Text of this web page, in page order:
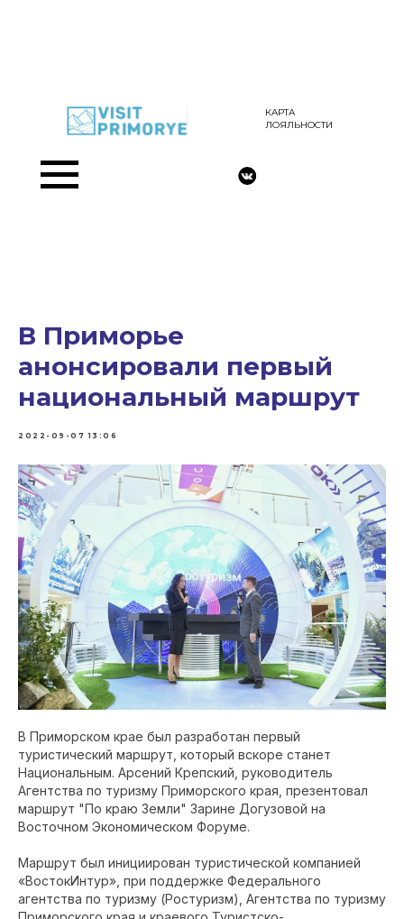
КАРТА
ЛОЯЛЬНОСТИ
В Приморье
анонсировали первый
национальный маршрут
2022-09-07 13:06
В Приморском крае был разработан первый
туристический маршрут, который вскоре станет
Национальным. Арсений Крепский, руководитель
Агентства по туризму Приморского края, презентовал
маршрут "По краю Земли" Зарине Догузовой на
Восточном Экономическом Форуме.
Маршрут был инициирован туристической компанией
«ВостокИнтур», при поддержке Федерального
агентства по туризму (Ростуризм), Агентства по туризму